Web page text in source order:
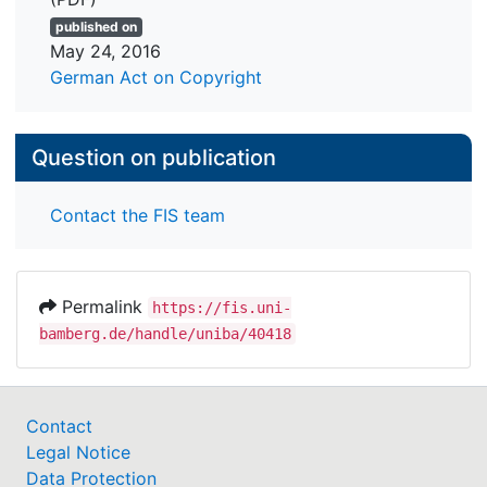
Befundlage dar.
published on
May 24, 2016
German Act on Copyright
Question on publication
Contact the FIS team
Permalink
https://fis.uni-
bamberg.de/handle/uniba/40418
Contact
Legal Notice
Data Protection